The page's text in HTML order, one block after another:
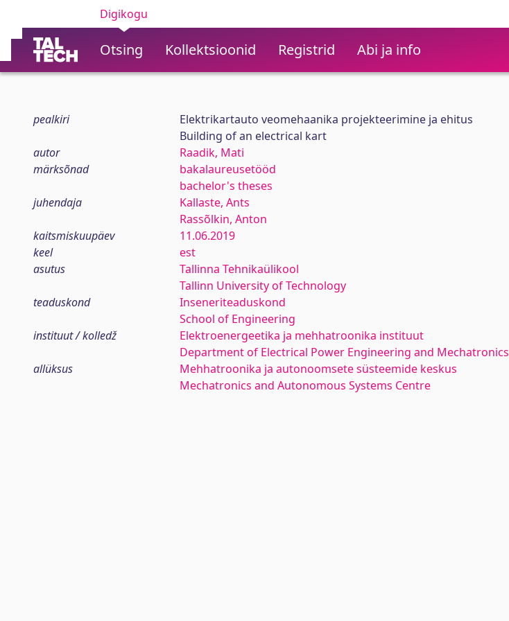
Digikogu
Otsing Kollektsioonid Registrid Abi ja info
pealkiri
Elektrikartauto veomehaanika projekteerimine ja ehitus
Building of an electrical kart
autor
Raadik, Mati
märksõnad
bakalaureusetööd
bachelor's theses
juhendaja
Kallaste, Ants
Rassõlkin, Anton
kaitsmiskuupäev
11.06.2019
keel
est
asutus
Tallinna Tehnikaülikool
Tallinn University of Technology
teaduskond
Inseneriteaduskond
School of Engineering
instituut / kolledž
Elektroenergeetika ja mehhatroonika instituut
Department of Electrical Power Engineering and Mechatronics
allüksus
Mehhatroonika ja autonoomsete süsteemide keskus
Mechatronics and Autonomous Systems Centre